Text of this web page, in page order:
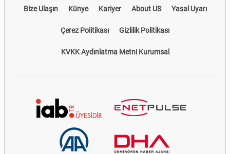
Bize Ulaşın Künye Kariyer About US Yasal Uyarı
Çerez Politikası Gizlilik Politikası
KVKK Aydınlatma Metni Kurumsal